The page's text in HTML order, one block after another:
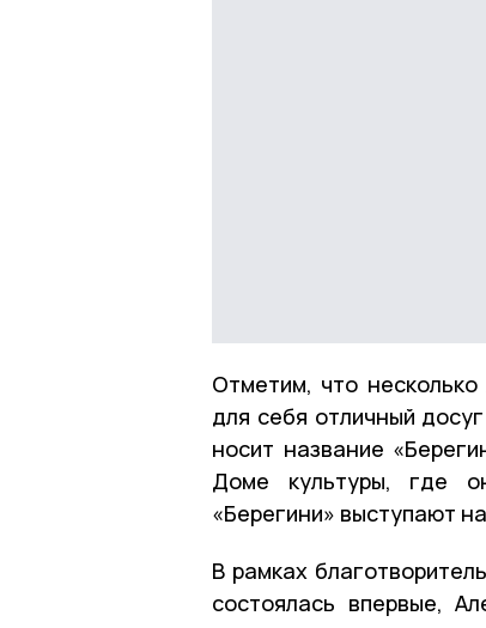
Отметим, что
для себя отличный
носит название
Доме культуры, где
«Берегини» выступают
В рамках
состоялась впервые,